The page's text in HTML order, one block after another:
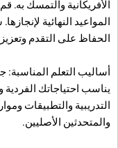
الأفريكانية والتمسك به.
المواعيد النهائية
الحفاظ على التقدم وتعزيز
أساليب التعلم
يناسب احتياجاتك
التدريبية والتطبيقات
والمتحدثين الأصليين.